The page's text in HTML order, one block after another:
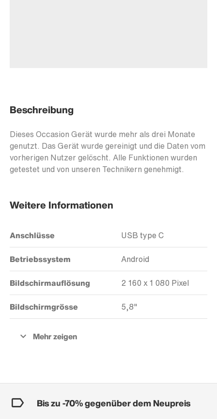
Beschreibung
Dieses Occasion Gerät wurde mehr als drei Monate
genutzt. Das Gerät wurde gereinigt und die Daten vom
vorherigen Nutzer gelöscht. Alle Funktionen wurden
getestet und von unseren Technikern genehmigt.
Weitere Informationen
Anschlüsse USB type C
Betriebssystem Android
Bildschirmauflösung 2 160 x 1 080 Pixel
Bildschirmgrösse 5,8"
Bis zu -70% gegenüber dem Neupreis